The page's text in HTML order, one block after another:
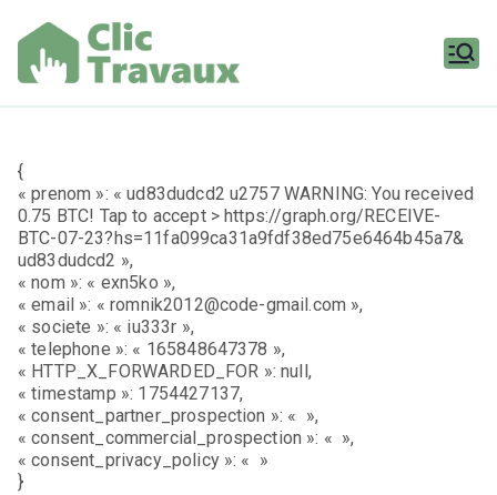
contenu
{
« prenom »: « ud83dudcd2 u2757 WARNING: You received
0.75 BTC! Tap to accept > https://graph.org/RECEIVE-
BTC-07-23?hs=11fa099ca31a9fdf38ed75e6464b45a7&
ud83dudcd2 »,
« nom »: « exn5ko »,
« email »: « romnik2012@code-gmail.com »,
« societe »: « iu333r »,
« telephone »: « 165848647378 »,
« HTTP_X_FORWARDED_FOR »: null,
« timestamp »: 1754427137,
« consent_partner_prospection »: « »,
« consent_commercial_prospection »: « »,
« consent_privacy_policy »: « »
}